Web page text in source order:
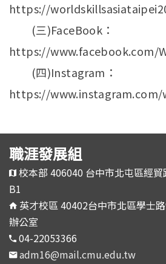
https://
(三)FaceBook：
https://www.facebook.com/
(四)Instagram：
https://
職涯發展組
校本部 406040 台中市北屯區經
B1
英才校區 40402台中市北區學士
辦公室
04-22053366
adm16@mail.cmu.edu.tw